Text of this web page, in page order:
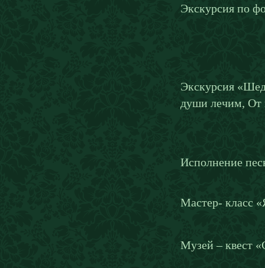
Экскурсия по
Экскурсия
души лечим, От
Исполнение
Мастер- класс
Музей – квест